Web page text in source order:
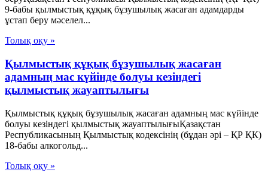
9-бабы қылмыстық құқық бұзушылық жасаған адамдарды
ұстап беру мәселел...
Толық оқу »
Қылмыстық құқық бұзушылық жасаған
адамның мас күйінде болуы кезіндегі
қылмыстық жауаптылығы
Қылмыстық құқық бұзушылық жасаған адамның мас күйінде
болуы кезіндегі қылмыстық жауаптылығыҚазақстан
Республикасының Қылмыстық кодексінің (бұдан әрі – ҚР ҚК)
18-бабы алкогольд...
Толық оқу »